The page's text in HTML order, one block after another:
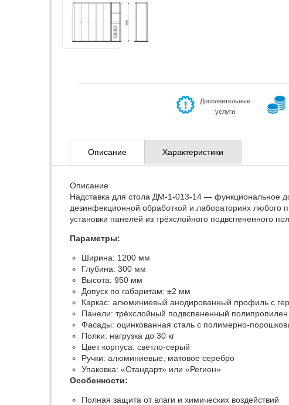
Дополнительные
услуги
Описание Характеристики
Описание
Надставка для стола ДМ-1-013-14 — функциональное
дезинфекционной обработкой и лабораториях
установки панелей из трёхслойного подвспененного
Параметры:
Ширина: 1200 мм
Глубина: 300 мм
Высота: 950 мм
Допуск по габаритам: ±2 мм
Каркас: алюминиевый анодированный профиль с
Панели: трёхслойный подвспененный полипропилен
Фасады: оцинкованная сталь с полимерно-
Полки: нагрузка до 30 кг
Цвет корпуса: светло-серый
Ручки: алюминиевые, матовое серебро
Упаковка: «Стандарт» или «Регион»
Особенности:
Полная защита от влаги и химических воздействий